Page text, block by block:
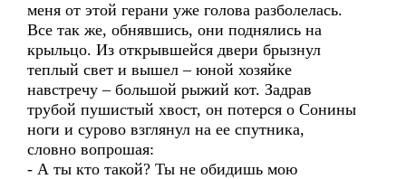
меня от этой герани уже голова разболелась.
Все так же, обнявшись, они поднялись на
крыльцо. Из открывшейся двери брызнул
теплый свет и вышел – юной хозяйке
навстречу – большой рыжий кот. Задрав
трубой пушистый хвост, он потерся о Сонины
ноги и сурово взглянул на ее спутника,
словно вопрошая:
- А ты кто такой? Ты не обидишь мою